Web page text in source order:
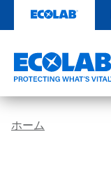
テ
る
ホーム